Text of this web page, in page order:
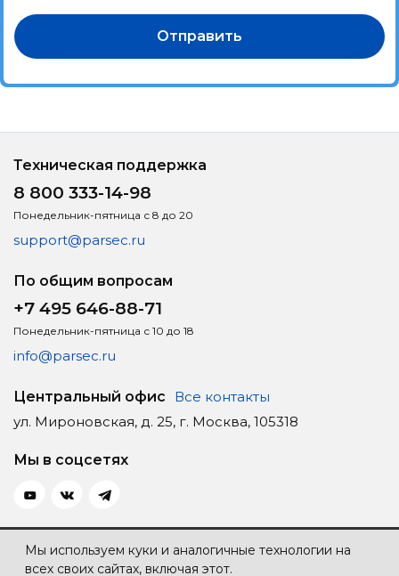
Отправить
Техническая поддержка
8 800 333-14-98
Понедельник-пятница с 8 до 20
support@parsec.ru
По общим вопросам
+7 495 646-88-71
Понедельник-пятница с 10 до 18
info@parsec.ru
Центральный офис
Все контакты
ул. Мироновская, д. 25, г. Москва, 105318
Мы в соцсетях
Политика конфиденциальности
Карта сайта
Мы используем куки и аналогичные технологии на
всех своих сайтах, включая этот.